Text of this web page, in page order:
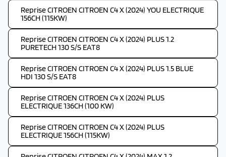
Reprise CITROEN CITROEN C4 X (2024) YOU ELECTRIQUE
156CH (115KW)
Reprise CITROEN CITROEN C4 X (2024) PLUS 1.2
PURETECH 130 S/S EAT8
Reprise CITROEN CITROEN C4 X (2024) PLUS 1.5 BLUE
HDI 130 S/S EAT8
Reprise CITROEN CITROEN C4 X (2024) PLUS
ELECTRIQUE 136CH (100 KW)
Reprise CITROEN CITROEN C4 X (2024) PLUS
ELECTRIQUE 156CH (115KW)